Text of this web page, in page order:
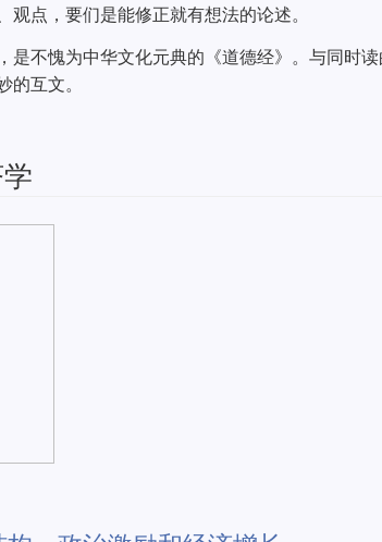
观点，要们是能修正就有想法的论述。
是不愧为中华文化元典的《道德经》。与同时
的互文。